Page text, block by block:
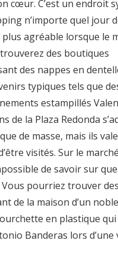
cœur. C’est un endroit
n’importe quel jour
agréable lorsque le
des boutiques
des nappes en
typiques tels que
estampillés
de la Plaza Redonda
de masse, mais ils
visités. Sur le
de savoir sur
pourriez trouver
de la maison d’un noble
en plastique
Banderas lors d’une